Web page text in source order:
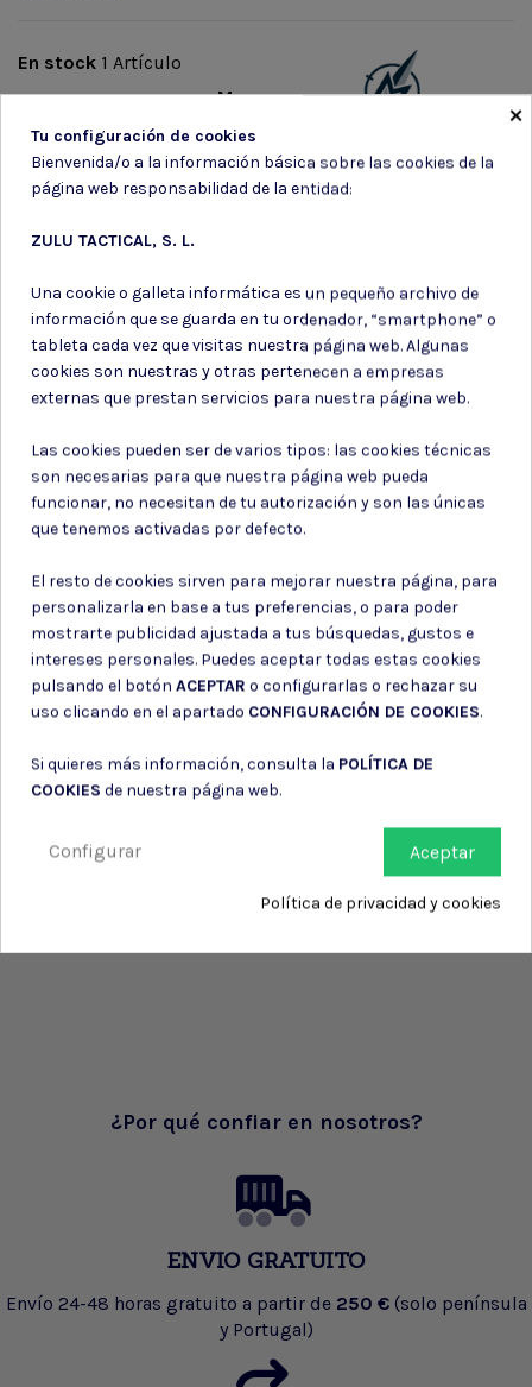
Marca
En stock 1 Artículo
Suscríbete a nuestro boletín
información de contacto en el aviso legal.
Consiento el uso de mis datos para los fines indicados en la
Política de privacidad
Consiento el uso de mis datos personales para recibir publicidad
de su entidad.
¿Por qué confiar en nosotros?
ENVIO GRATUITO
Envío 24-48 horas gratuito a partir de 250 € (solo península
y Portugal)
×
Tu configuración de cookies
Bienvenida/o a la información básica sobre las cookies de la
página web responsabilidad de la entidad:
ZULU TACTICAL, S. L.
Una cookie o galleta informática es un pequeño archivo de
información que se guarda en tu ordenador, “smartphone” o
tableta cada vez que visitas nuestra página web. Algunas
cookies son nuestras y otras pertenecen a empresas
externas que prestan servicios para nuestra página web.
Las cookies pueden ser de varios tipos: las cookies técnicas
son necesarias para que nuestra página web pueda
funcionar, no necesitan de tu autorización y son las únicas
que tenemos activadas por defecto.
El resto de cookies sirven para mejorar nuestra página, para
personalizarla en base a tus preferencias, o para poder
mostrarte publicidad ajustada a tus búsquedas, gustos e
intereses personales. Puedes aceptar todas estas cookies
pulsando el botón ACEPTAR o configurarlas o rechazar su
uso clicando en el apartado CONFIGURACIÓN DE COOKIES.
Si quieres más información, consulta la POLÍTICA DE
COOKIES de nuestra página web.
Aceptar
Configurar
Política de privacidad y cookies